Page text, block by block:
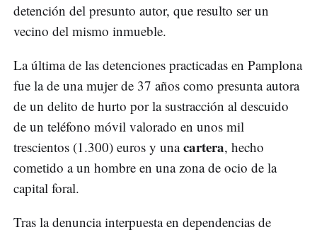
detención del presunto autor, que resulto ser un
vecino del mismo inmueble.
La última de las detenciones practicadas en Pamplona
fue la de una mujer de 37 años como presunta autora
de un delito de hurto por la sustracción al descuido
de un teléfono móvil valorado en unos mil
trescientos (1.300) euros y unacartera, hecho
cometido a un hombre en una zona de ocio de la
capital foral.
Tras la denuncia interpuesta en dependencias de